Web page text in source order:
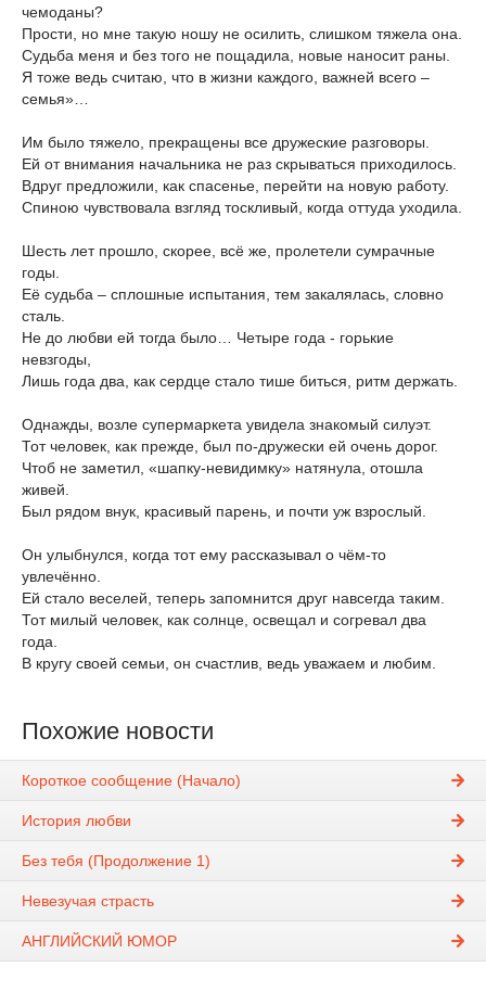
чемоданы?
Прости, но мне такую ношу не осилить, слишком тяжела она.
Судьба меня и без того не пощадила, новые наносит раны.
Я тоже ведь считаю, что в жизни каждого, важней всего –
семья»…
Им было тяжело, прекращены все дружеские разговоры.
Ей от внимания начальника не раз скрываться приходилось.
Вдруг предложили, как спасенье, перейти на новую работу.
Спиною чувствовала взгляд тоскливый, когда оттуда уходила.
Шесть лет прошло, скорее, всё же, пролетели сумрачные
годы.
Её судьба – сплошные испытания, тем закалялась, словно
сталь.
Не до любви ей тогда было… Четыре года - горькие
невзгоды,
Лишь года два, как сердце стало тише биться, ритм держать.
Однажды, возле супермаркета увидела знакомый силуэт.
Тот человек, как прежде, был по-дружески ей очень дорог.
Чтоб не заметил, «шапку-невидимку» натянула, отошла
живей.
Был рядом внук, красивый парень, и почти уж взрослый.
Он улыбнулся, когда тот ему рассказывал о чём-то
увлечённо.
Ей стало веселей, теперь запомнится друг навсегда таким.
Тот милый человек, как солнце, освещал и согревал два
года.
В кругу своей семьи, он счастлив, ведь уважаем и любим.
Похожие новости
Короткое сообщение (Начало)
История любви
Без тебя (Продолжение 1)
Невезучая страсть
АНГЛИЙСКИЙ ЮМОР